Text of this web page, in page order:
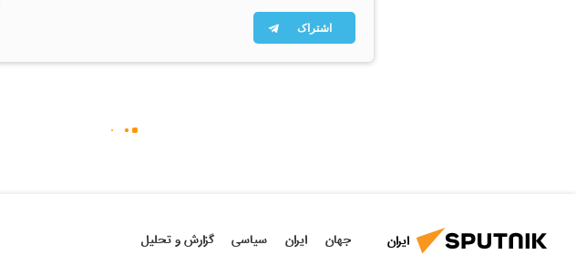
اشتراک
ایران جهان ایران سیاسی گزارش و تحلیل